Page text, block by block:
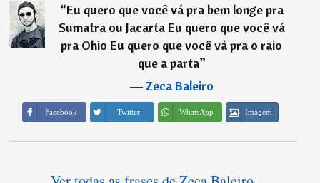
“Eu quero que você vá pra bem longe pra
Sumatra ou Jacarta Eu quero que você vá
pra Ohio Eu quero que você vá pra o raio
que a parta”
―Zeca Baleiro
Facebook Twitter WhatsApp Imagem